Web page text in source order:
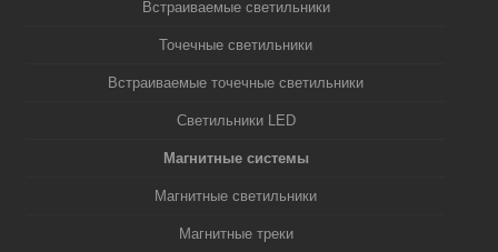
Встраиваемые светильники
Точечные светильники
Встраиваемые точечные светильники
Светильники LED
Магнитные системы
Магнитные светильники
Магнитные треки